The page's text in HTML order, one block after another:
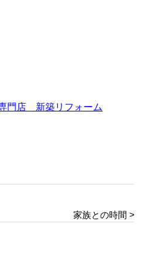
門店 新築リフォーム
家族との時間 >